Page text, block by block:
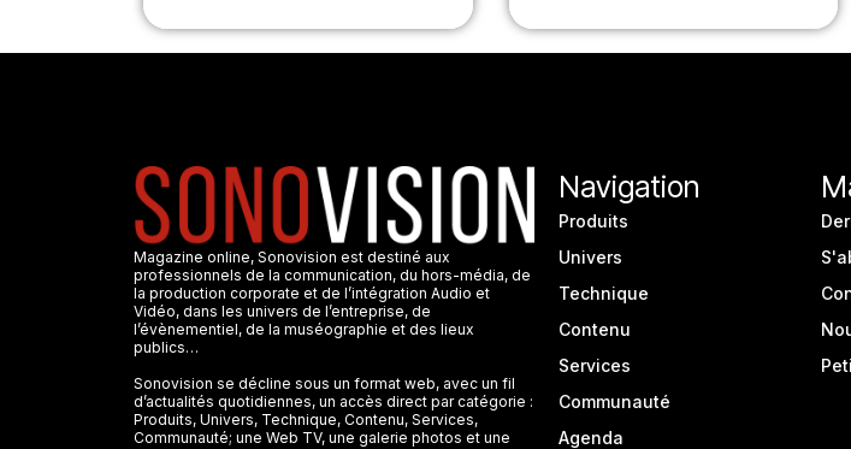
Magazine online, Sonovision est destiné aux
professionnels de la communication, du hors-média, de
la production corporate et de l’intégration Audio et
Vidéo, dans les univers de l’entreprise, de
l’évènementiel, de la muséographie et des lieux
publics…
Sonovision se décline sous un format web, avec un fil
d’actualités quotidiennes, un accès direct par catégorie :
Produits, Univers, Technique, Contenu, Services,
Communauté; une Web TV, une galerie photos et une
Navigation
Produits
Univers
Technique
Contenu
Services
Communauté
Agenda